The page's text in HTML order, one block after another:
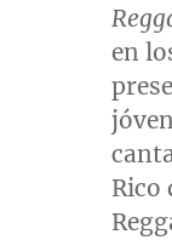
en
Rico